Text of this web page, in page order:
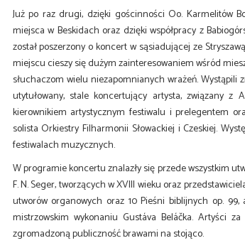
Już po raz drugi, dzięki gościnności Oo. Karmelitów
miejsca w Beskidach oraz dzięki współpracy z
został poszerzony o koncert w sąsiadującej ze
miejscu cieszy się dużym zainteresowaniem wśród
słuchaczom wielu niezapomnianych wrażeń.
utytułowany, stale koncertujący artysta, związany z
kierownikiem artystycznym festiwalu i prelegentem
solista Orkiestry Filharmonii Słowackiej i Czeskiej.
festiwalach muzycznych.
W programie koncertu znalazły się przede wszystkim
F. N. Seger, tworzących w XVIII wieku oraz
utworów organowych oraz 10 Pieśni biblijnych op.
mistrzowskim wykonaniu Gustáva Beláčka. Artyści
zgromadzoną publiczność brawami na stojąco.